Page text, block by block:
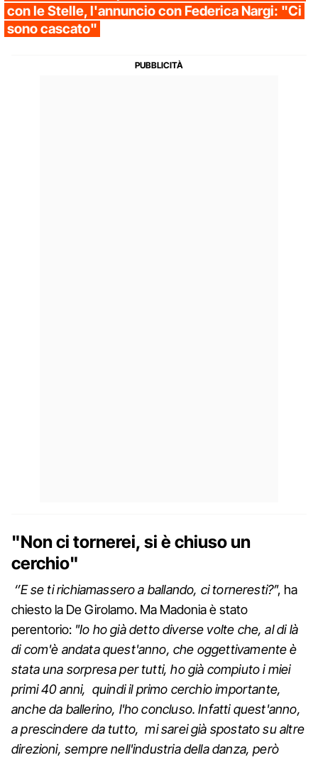
con le Stelle, l'annuncio con Federica Nargi: "Ci
sono cascato"
"Non ci tornerei, si è chiuso un
cerchio"
‘’E se ti richiamassero a ballando, ci torneresti?’’, ha
chiesto la De Girolamo. Ma Madonia è stato
perentorio: "Io ho già detto diverse volte che, al di là
di com'è andata quest'anno, che oggettivamente è
stata una sorpresa per tutti, ho già compiuto i miei
primi 40 anni, quindi il primo cerchio importante,
anche da ballerino, l'ho concluso. Infatti quest'anno,
a prescindere da tutto, mi sarei già spostato su altre
direzioni, sempre nell'industria della danza, però